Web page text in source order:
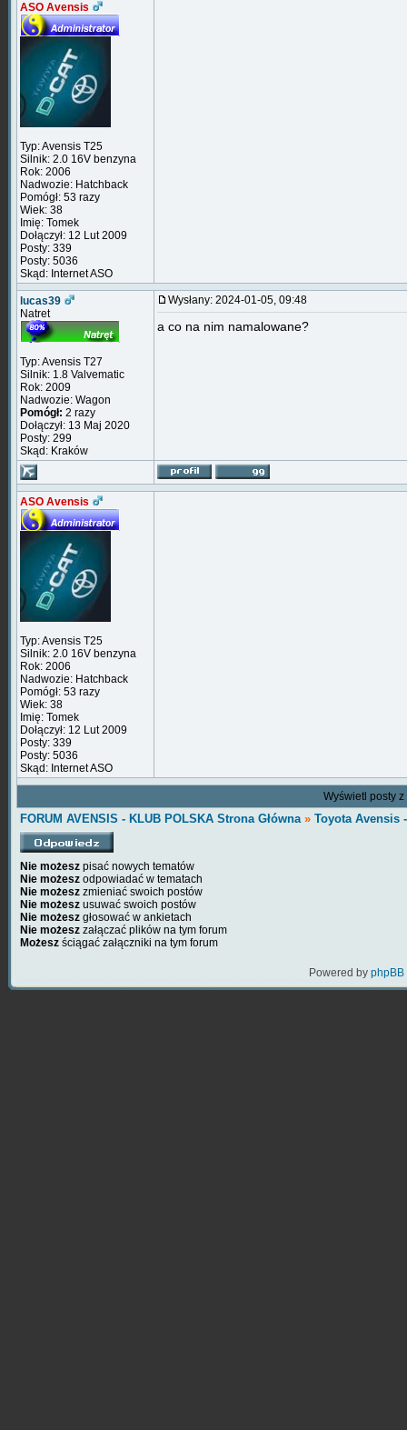
ASO Avensis
Typ: Avensis T25
Silnik: 2.0 16V benzyna
Rok: 2006
Nadwozie: Hatchback
Pomógł: 53 razy
Wiek: 38
Imię: Tomek
Dołączył: 12 Lut 2009
Posty: 339
Posty: 5036
Skąd: Internet ASO
lucas39
Natret
Typ: Avensis T27
Silnik: 1.8 Valvematic
Rok: 2009
Nadwozie: Wagon
Pomógł: 2 razy
Dołączył: 13 Maj 2020
Posty: 299
Skąd: Kraków
Wysłany: 2024-01-05, 09:48
a co na nim namalowane?
ASO Avensis
Typ: Avensis T25
Silnik: 2.0 16V benzyna
Rok: 2006
Nadwozie: Hatchback
Pomógł: 53 razy
Wiek: 38
Imię: Tomek
Dołączył: 12 Lut 2009
Posty: 339
Posty: 5036
Skąd: Internet ASO
Wyświetl posty
FORUM AVENSIS - KLUB POLSKA Strona Główna» Toyota Avensis
Nie możesz pisać nowych tematów
Nie możesz odpowiadać w tematach
Nie możesz zmieniać swoich postów
Nie możesz usuwać swoich postów
Nie możesz głosować w ankietach
Nie możesz załączać plików na tym forum
Możesz ściągać załączniki na tym forum
Powered by phpBB